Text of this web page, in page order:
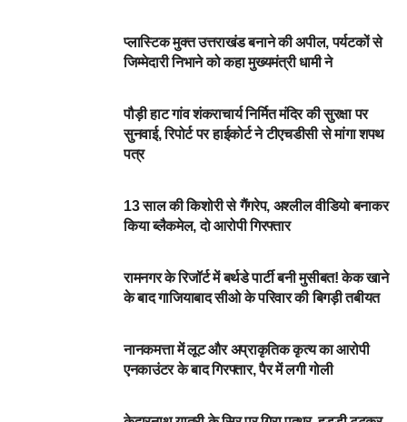
प्लास्टिक मुक्त उत्तराखंड बनाने की अपील, पर्यटकों से
जिम्मेदारी निभाने को कहा मुख्यमंत्री धामी ने
पौड़ी हाट गांव शंकराचार्य निर्मित मंदिर की सुरक्षा पर
सुनवाई, रिपोर्ट पर हाईकोर्ट ने टीएचडीसी से मांगा शपथ
पत्र
13 साल की किशोरी से गैंगरेप, अश्लील वीडियो बनाकर
किया ब्लैकमेल, दो आरोपी गिरफ्तार
रामनगर के रिजॉर्ट में बर्थडे पार्टी बनी मुसीबत! केक खाने
के बाद गाजियाबाद सीओ के परिवार की बिगड़ी तबीयत
नानकमत्ता में लूट और अप्राकृतिक कृत्य का आरोपी
एनकाउंटर के बाद गिरफ्तार, पैर में लगी गोली